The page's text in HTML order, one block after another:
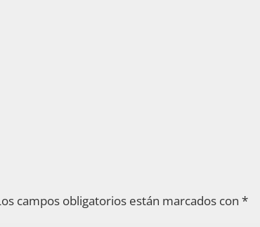
campos obligatorios están marcados con*